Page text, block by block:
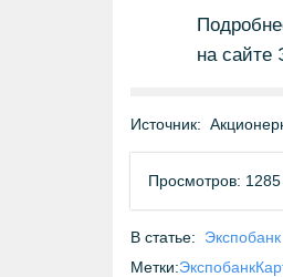
на сайте
Источник:
Просмотров: 1285
В статье:
Экспобанк
Метки:Экспобанк